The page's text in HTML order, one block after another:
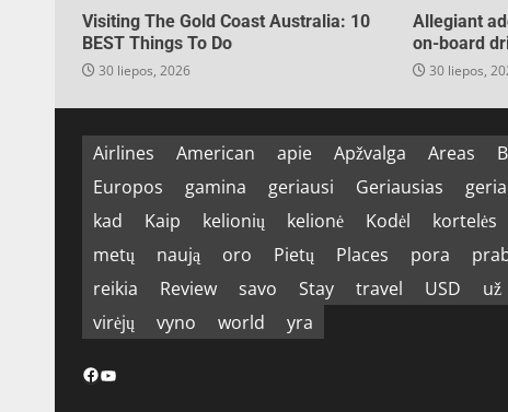
Visiting The Gold Coast Australia: 10
BEST Things To Do
30 liepos, 2026
Allegiant
on-board
30 liepos,
Airlines American apie Apžvalga Areas
Europos
gamina geriausi Geriausias
kad
Kaip kelionių kelionė Kodėl kortelės
metų
naują oro Pietų Places pora
reikia
Review savo Stay travel USD už
virėjų
vyno world yra
Facebook
YouTube